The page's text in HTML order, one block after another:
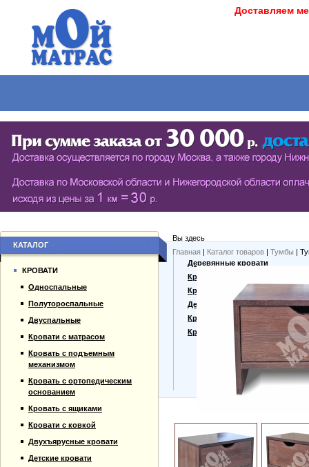
Доставляем
СЕРИЯ ШКАФОВ ECO (ЭКОЛОГИЯ)
РАСПАШНЫЕ ШКАФЫ
БИБЛИОТЕКИ, СТЕНКИ, ВИТРАЖИ
БУФЕТЫ
Вы здесь
Главная | Каталог товаров | Тумбы |
КАТАЛОГ
КРОВАТИ
Односпальные
Полутороспальные
Двуспальные
Кровати с матрасом
Кровать с подъемным
механизмом
Кровать с ортопедическим
основанием
Кровать с ящиками
Кровати с ковкой
Двухъярусные кровати
Детские кровати
Гарантии
Оплата и доставка
Прайс-лист
Контакты
Деревянные кровати
Кровати из массива
Кровати из сосны
Дешевые кровати
Кровати для дачи
Кровать тахта